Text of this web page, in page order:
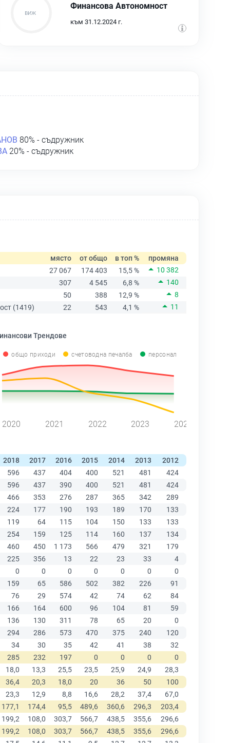
Финансова Автономност
към 31.12.2024 г.
80% - съдружник
20% - съдружник
място от общо в топ %
промяна
27 067
174 403 15,5 %
10 382
307
4 545 6,8 %
140
50
388 12,9 %
8
(1419)
22 543 4,1 % 11
Трендове
общо приходи счетоводна печалба персонал
2020 2021 2022 2023 2024
2018 2017 2016 2015 2014 2013 2012